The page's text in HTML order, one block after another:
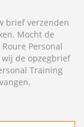
brief verzenden
Mocht de
Personal
de opzegbrief
Training